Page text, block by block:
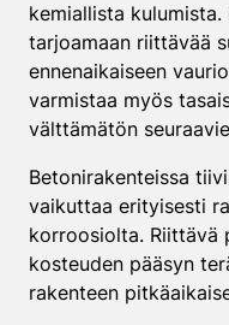
kemiallista
tarjoamaan riittävää
ennenaikaiseen
varmistaa myös
välttämätön
Betonirakenteissa
vaikuttaa erityisesti
korroosiolta. Riittävä
kosteuden pääsyn
rakenteen